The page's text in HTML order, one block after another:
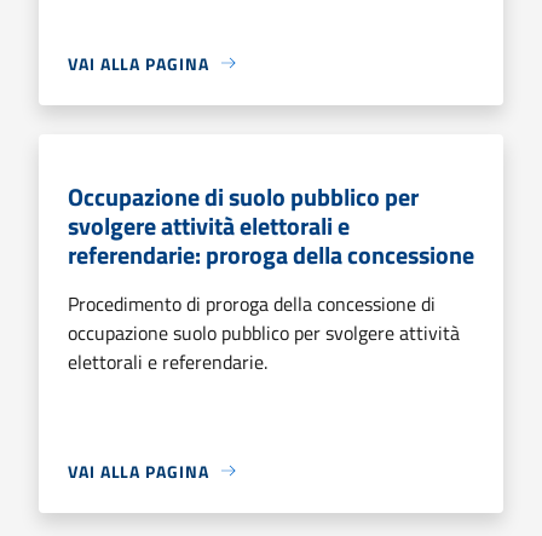
VAI ALLA PAGINA
Occupazione di suolo pubblico per
svolgere attività elettorali e
referendarie: proroga della concessione
Procedimento di proroga della concessione di
occupazione suolo pubblico per svolgere attività
elettorali e referendarie.
VAI ALLA PAGINA